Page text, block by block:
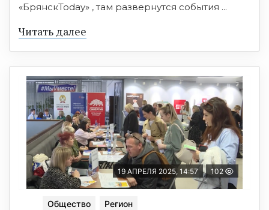
«БрянскToday» , там развернутся события ...
Читать далее
19 АПРЕЛЯ 2025, 14:57 102
Общество Регион